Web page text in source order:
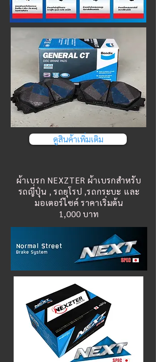
ดูสินค้าเพิ่มเติม
ผ้าเบรก NEXZTER ผ้าเบรกสำหรับ
รถญี่ปุ่น , รถยุโรป ,รถกระบะ และ
มอเตอร์ไซค์ ราคาเริ่มต้น
1,000 บาท